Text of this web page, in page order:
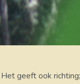
geeft ook